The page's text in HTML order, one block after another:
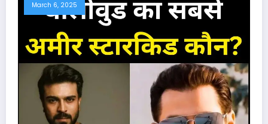
March 6, 2025